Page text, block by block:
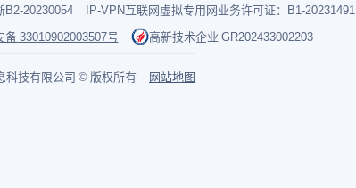
20230054
IP-VPN互联网虚拟专用网业务许可证：B1-20231491
备 33010902003507号 高新技术企业 GR202433002203
科技有限公司 © 版权所有 网站地图